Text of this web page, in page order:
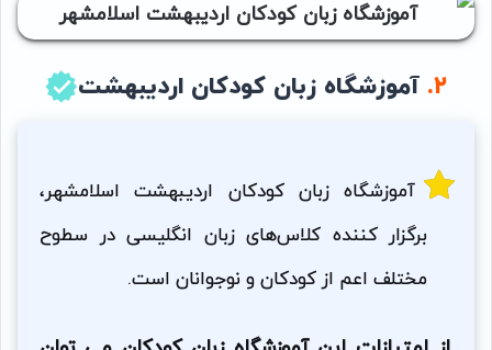
۲. آموزشگاه زبان کودکان اردیبهشت
آموزشگاه زبان کودکان اردیبهشت اسلامشهر،
برگزار کننده کلاس‌های زبان انگلیسی در سطوح
مختلف اعم از کودکان و نوجوانان است.